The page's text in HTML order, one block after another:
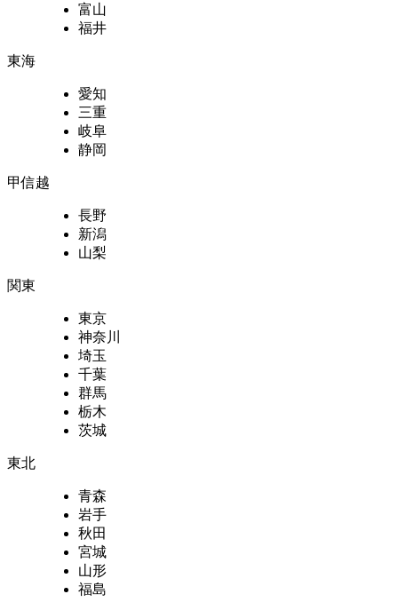
富山
福井
東海
愛知
三重
岐阜
静岡
甲信越
長野
新潟
山梨
関東
東京
神奈川
埼玉
千葉
群馬
栃木
茨城
東北
青森
岩手
秋田
宮城
山形
福島